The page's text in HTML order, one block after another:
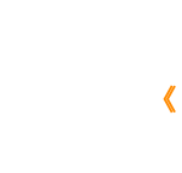
《